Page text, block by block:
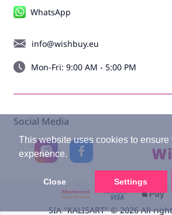
This website uses cookies to ensure
experience.
Close Settings
WhatsApp
info@wishbuy.eu
Mon-Fri: 9:00 AM - 5:00 PM
Social Media
SIA "KALISART" © 2026 All